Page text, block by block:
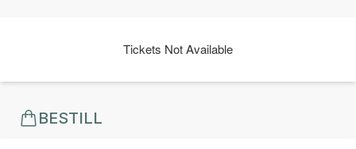
Tickets Not Available
BESTILL